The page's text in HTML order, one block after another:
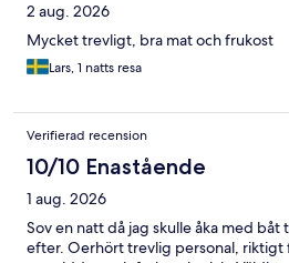
2 aug. 2026
Mycket trevligt, bra mat och frukost
Lars, 1 natts resa
Verifierad recension
10/10 Enastående
1 aug. 2026
Sov en natt då jag skulle åka med
efter. Oerhört trevlig personal, riktigt